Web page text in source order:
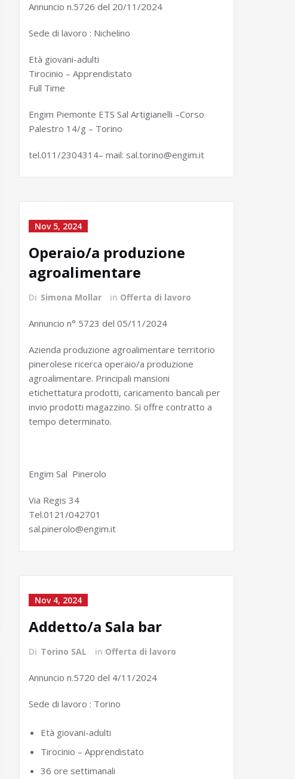
Annuncio n.5726 del 20/11/2024
Sede di lavoro : Nichelino
Età giovani-adulti
Tirocinio – Apprendistato
Full Time
Engim Piemonte ETS Sal Artigianelli –Corso
Palestro 14/g – Torino
tel.011/2304314– mail: sal.torino@engim.it
Nov 5, 2024
Operaio/a produzione
agroalimentare
Di Simona Mollar in Offerta di lavoro
Annuncio n° 5723 del 05/11/2024
Azienda produzione agroalimentare territorio
pinerolese ricerca operaio/a produzione
agroalimentare. Principali mansioni
etichettatura prodotti, caricamento bancali per
invio prodotti magazzino. Si offre contratto a
tempo determinato.
Engim Sal Pinerolo
Via Regis 34
Tel.0121/042701
sal.pinerolo@engim.it
Nov 4, 2024
Addetto/a Sala bar
Di Torino SAL in Offerta di lavoro
Annuncio n.5720 del 4/11/2024
Sede di lavoro : Torino
Età giovani-adulti
Tirocinio – Apprendistato
36 ore settimanali